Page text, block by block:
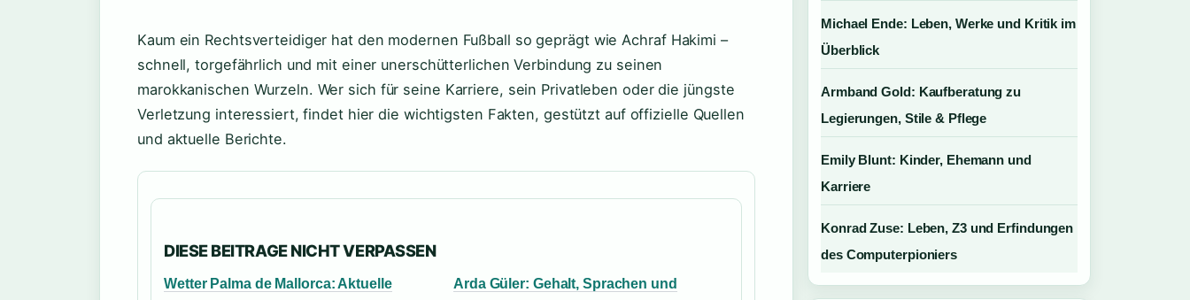
Kaum ein Rechtsverteidiger hat den modernen Fußball so geprägt wie Achraf Hakimi –
schnell, torgefährlich und mit einer unerschütterlichen Verbindung zu seinen
marokkanischen Wurzeln. Wer sich für seine Karriere, sein Privatleben oder die jüngste
Verletzung interessiert, findet hier die wichtigsten Fakten, gestützt auf offizielle Quellen
und aktuelle Berichte.
DIESE BEITRAGE NICHT VERPASSEN
Wetter Palma de Mallorca: Aktuelle
Arda Güler: Gehalt, Sprachen und
Michael Ende: Leben, Werke und Kritik im
Überblick
Armband Gold: Kaufberatung zu
Legierungen, Stile & Pflege
Emily Blunt: Kinder, Ehemann und
Karriere
Konrad Zuse: Leben, Z3 und Erfindungen
des Computerpioniers